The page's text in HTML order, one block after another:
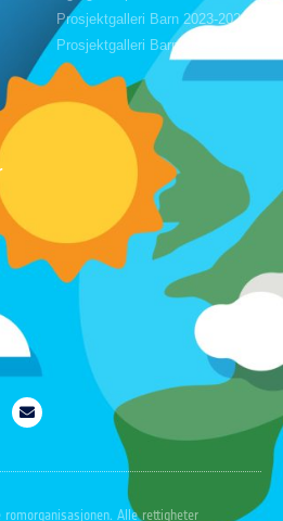
Prosjektgalleri Barn 2023-2024
Prosjektgalleri Barn 2024-2025
Alle rettigheter